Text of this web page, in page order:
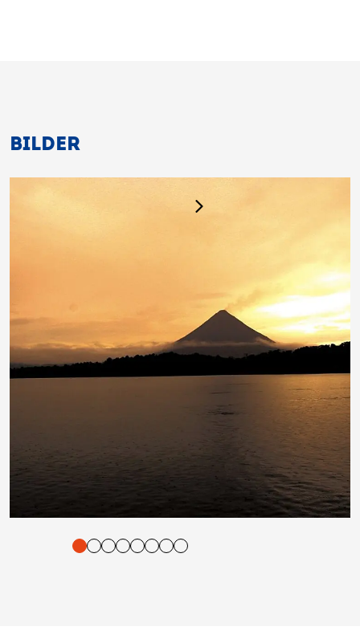
BILDER
und Vorlesen der Inhalte mit Leertaste oder Tabulator-